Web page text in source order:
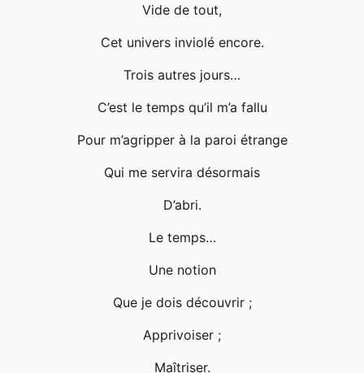
Vide de tout,
Cet univers inviolé encore.
Trois autres jours…
C’est le temps qu’il m’a fallu
Pour m’agripper à la paroi étrange
Qui me servira désormais
D’abri.
Le temps…
Une notion
Que je dois découvrir ;
Apprivoiser ;
Maîtriser.